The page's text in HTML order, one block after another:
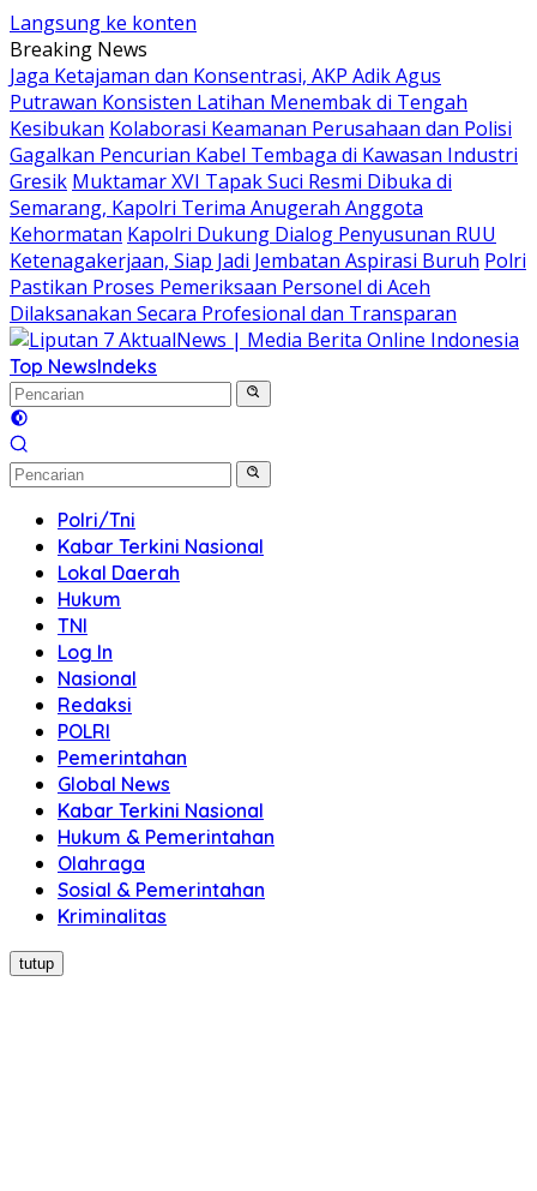
Langsung ke konten
Breaking News
Jaga Ketajaman dan Konsentrasi, AKP Adik Agus
Putrawan Konsisten Latihan Menembak di Tengah
Kesibukan Kolaborasi Keamanan Perusahaan dan Polisi
Gagalkan Pencurian Kabel Tembaga di Kawasan Industri
Gresik Muktamar XVI Tapak Suci Resmi Dibuka di
Semarang, Kapolri Terima Anugerah Anggota
Kehormatan Kapolri Dukung Dialog Penyusunan RUU
Ketenagakerjaan, Siap Jadi Jembatan Aspirasi Buruh Polri
Pastikan Proses Pemeriksaan Personel di Aceh
Dilaksanakan Secara Profesional dan Transparan
Top NewsIndeks
Polri/Tni
Kabar Terkini Nasional
Lokal Daerah
Hukum
TNI
Log In
Nasional
Redaksi
POLRI
Pemerintahan
Global News
Kabar Terkini Nasional
Hukum & Pemerintahan
Olahraga
Sosial & Pemerintahan
Kriminalitas
tutup